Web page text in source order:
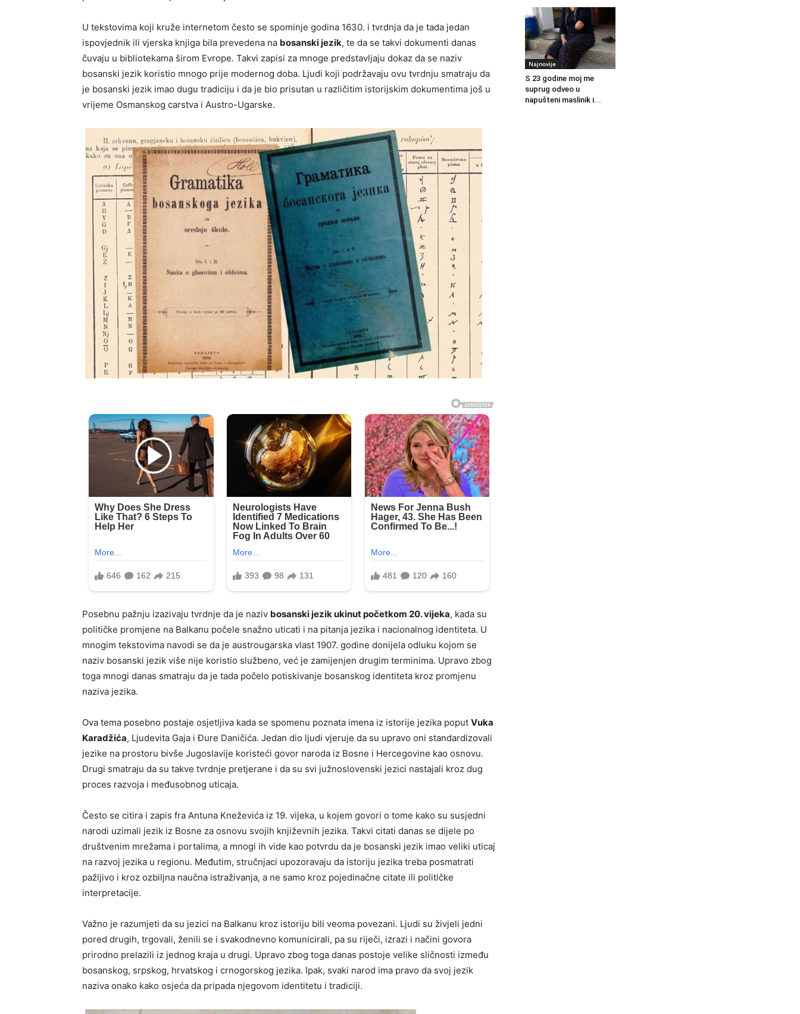
U tekstovima koji kruže internetom često se spominje godina 1630. i tvrdnja da je tada jedan
ispovjednik ili vjerska knjiga bila prevedena na bosanski jezik, te da se takvi dokumenti danas
čuvaju u bibliotekama širom Evrope. Takvi zapisi za mnoge predstavljaju dokaz da se naziv
bosanski jezik koristio mnogo prije modernog doba. Ljudi koji podržavaju ovu tvrdnju smatraju da
je bosanski jezik imao dugu tradiciju i da je bio prisutan u različitim istorijskim dokumentima još u
vrijeme Osmanskog carstva i Austro-Ugarske.
Posebnu pažnju izazivaju tvrdnje da je naziv bosanski jezik ukinut početkom 20. vijeka, kada su
političke promjene na Balkanu počele snažno uticati i na pitanja jezika i nacionalnog identiteta. U
mnogim tekstovima navodi se da je austrougarska vlast 1907. godine donijela odluku kojom se
naziv bosanski jezik više nije koristio službeno, već je zamijenjen drugim terminima. Upravo zbog
toga mnogi danas smatraju da je tada počelo potiskivanje bosanskog identiteta kroz promjenu
naziva jezika.
Ova tema posebno postaje osjetljiva kada se spomenu poznata imena iz istorije jezika poput Vuka
Karadžića, Ljudevita Gaja i Đure Daničića. Jedan dio ljudi vjeruje da su upravo oni standardizovali
jezike na prostoru bivše Jugoslavije koristeći govor naroda iz Bosne i Hercegovine kao osnovu.
Drugi smatraju da su takve tvrdnje pretjerane i da su svi južnoslovenski jezici nastajali kroz dug
proces razvoja i međusobnog uticaja.
Često se citira i zapis fra Antuna Kneževića iz 19. vijeka, u kojem govori o tome kako su susjedni
narodi uzimali jezik iz Bosne za osnovu svojih književnih jezika. Takvi citati danas se dijele po
društvenim mrežama i portalima, a mnogi ih vide kao potvrdu da je bosanski jezik imao veliki uticaj
na razvoj jezika u regionu. Međutim, stručnjaci upozoravaju da istoriju jezika treba posmatrati
pažljivo i kroz ozbiljna naučna istraživanja, a ne samo kroz pojedinačne citate ili političke
interpretacije.
Važno je razumjeti da su jezici na Balkanu kroz istoriju bili veoma povezani. Ljudi su živjeli jedni
pored drugih, trgovali, ženili se i svakodnevno komunicirali, pa su riječi, izrazi i načini govora
prirodno prelazili iz jednog kraja u drugi. Upravo zbog toga danas postoje velike sličnosti između
bosanskog, srpskog, hrvatskog i crnogorskog jezika. Ipak, svaki narod ima pravo da svoj jezik
naziva onako kako osjeća da pripada njegovom identitetu i tradiciji.
Najnovije
S 23 godine moj me
suprug odveo u
napušteni maslinik i...